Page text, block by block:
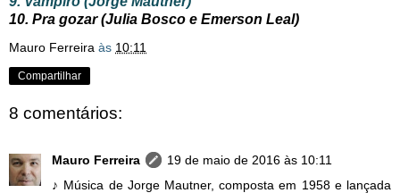
10. Pra gozar (Julia Bosco e Emerson Leal)
Mauro Ferreira às 10:11
Compartilhar
8 comentários:
Mauro Ferreira
19 de maio de 2016 às 10:11
♪ Música de Jorge Mautner, composta em 1958 e lançada